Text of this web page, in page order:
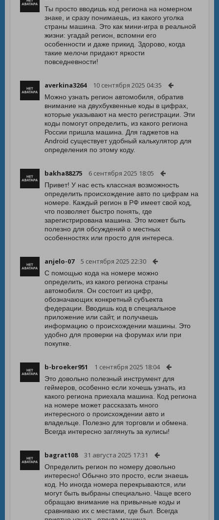
Ты просто вводишь код региона на номерном
знаке, и сразу понимаешь, из какого уголка
страны машина. Это как мини-игра в реальной
жизни: угадай регион, вспомни его
особенности и даже прикид. Здорово, когда
такие мелочи придают яркости
повседневности!
averkina3264 10 сентября 2025 04:35
Можно узнать регион автомобиля, обратив
внимание на двухбуквенные коды в цифрах,
которые указывают на место регистрации. Эти
коды помогут определить, из какого региона
России пришла машина. Для гаджетов на
Android существует удобный калькулятор для
определения по этому коду.
bakha88275 6 сентября 2025 18:05
Привет! У нас есть классная возможность
определить происхождение авто по цифрам на
номере. Каждый регион в РФ имеет свой код,
что позволяет быстро понять, где
зарегистрирована машина. Это может быть
полезно для обсуждений о местных
особенностях или просто для интереса.
anjelo-07 5 сентября 2025 22:30
С помощью кода на номере можно
определить, из какого региона страны
автомобиля. Он состоит из цифр,
обозначающих конкретный субъекта
федерации. Вводишь код в специальное
приложение или сайт, и получаешь
информацию о происхождении машины. Это
удобно для проверки на форумах или при
покупке.
b-broeker951 1 сентября 2025 18:04
Это довольно полезный инструмент для
геймеров, особенно если хочешь узнать, из
какого региона приехала машина. Код региона
на номере может рассказать много
интересного о происхождении авто и
владельце. Полезно для торговли и обмена.
Всегда интересно заглянуть за кулисы!
bagrat108 31 августа 2025 17:31
Определить регион по номеру довольно
интересно! Обычно это просто, если знаешь
код. Но иногда номера перекрываются, или
могут быть выбраны специально. Чаще всего
обращаю внимание на привычные коды и
сравниваю их с местами, где был. Всегда